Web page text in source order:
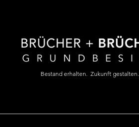
Bestand erhalten. Zukunft gestalten.